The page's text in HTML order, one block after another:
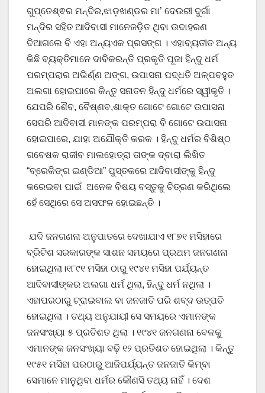
ଗୁପ୍ତେଶ୍ଵର ମନ୍ଦିର,ଝାଡ଼ଖଣ୍ଡର ମା’ ଦେଉରୀ ଦୁର୍ଗା
ମନ୍ଦିର ସହିତ ଆଦିବାସୀ ମାନେଜଡ଼ିତ ଥିବା ଉଦାହରଣ
ଦିଆଗଲେ ବି ଏହା ଅନ୍ୟଏକ ପ୍ରସଙ୍ଗ । ଏହାବ୍ୟତୀତ ଅନ୍ୟ
କିଛି ବ୍ୟକ୍ତିମାନେ ଦାବିକରନ୍ତି ପ୍ରକୃତି ପୂଜା ହିନ୍ଦୁ ଧର୍ମ
ପରମ୍ପରାର ଅଭିର୍ଣ୍ଣ ଅଙ୍ଗ, ଉପାସନା ପଦ୍ଧତି ଅଳ୍ପବହୁତ
ଅଲଗା ହୋଇପାରେ କିନ୍ତୁ ସନାତନ ହିନ୍ଦୁ ଧର୍ମରେ ସ୍ୱୀକୃତି ।
ଯେପରି ଶୈବ, ବୈଷ୍ଣବ,ଶାକ୍ତ ଗୋଟେ ଗୋଟେ ଉପାସନା
ସେପରି ଆଦିବାସୀ ମାନଙ୍କ ପରମ୍ପରା ବି ଗୋଟେ ଉପାସନା
ହୋଇପାରେ, ଯାହା ଅଯୌକ୍ତି କରକ । ହିନ୍ଦୁ ଧର୍ମର ବିଶିଷ୍ଠ
ଗବେଷକ ରାଜୀବ ମାଲହୋତ୍ରା ତାଙ୍କ ଦ୍ବାରା ଲିଖିତ
“ବ୍ରେକିଙ୍ଗ ଇଣ୍ଡିଆ” ପୁସ୍ତକରେ ଆଦିବାସୀଙ୍କୁ ହିନ୍ଦୁ
କରେଇବା ପାଇଁ ଅନେକ ବିଷୟ ବସ୍ତୁକୁ ଚିତ୍ରଣ କରିଥିଲେ
ହେଁ ସେଥିରେ ସେ ଅସଫଳ ହୋଇଛନ୍ତି ।
ଯଦି ଜନଗଣନା ଅନୁପାତରେ ଦେଖାଯାଏ ୧୮୭୧ ମସିହାରେ
ବ୍ରିଟିଶ ସରକାରଙ୍କ ସାଶନ ସମୟରେ ପ୍ରଥମ ଜନଗଣନା
ହୋଇଥିଲା।୧୮୯୧ ମସିହା ଠାରୁ ୧୯୪୧ ମସିହା ପର୍ଯ୍ୟନ୍ତ
ଆଦିବାସୀଙ୍କର ଅଲଗା ଧର୍ମ ଥିଲା, ହିନ୍ଦୁ ଧର୍ମ ନଥିଲା ।
ଏହାପରଠାରୁ ଟ୍ରାଇବାଲ ବା ଜନଜାତି ପରି ଶବ୍ଦ ଉତ୍ପତି
ହୋଇଥିଲା । ତଥ୍ୟ ଅନୁଯାୟୀ ସେ ସମୟରେ ଏମାନଙ୍କ
ଜନସଂଖ୍ୟା ୫ ପ୍ରତିଶତ ଥିଲା । ୧୯୪୧ ଜନଗଣନା ବେଳକୁ
ଏମାନଙ୍କ ଜନସଂଖ୍ୟା ବଢ଼ି ୧୨ ପ୍ରତିଶତ ହୋଇଥିଲା । କିନ୍ତୁ
୧୯୫୧ ମସିହା ପରଠାରୁ ଆଜିପର୍ଯ୍ୟନ୍ତ ଜନଜାତି କିମ୍ବା
ସେମାନେ ମାନୁଥିବା ଧର୍ମର କୌଣସି ତଥ୍ୟ ନାହିଁ । ଦେଶ